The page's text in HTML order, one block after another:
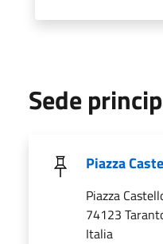
Sede
Piazza
Piazza
74123
Italia